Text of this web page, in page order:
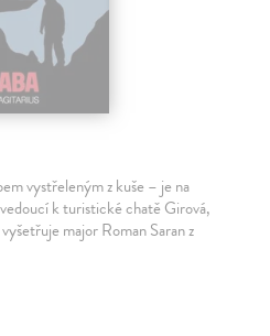
vystřeleným z kuše – je na
k turistické chatě Girová,
major Roman Saran z